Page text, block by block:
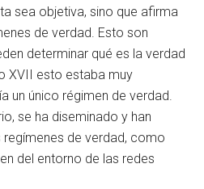
sea objetiva, sino que afirma
de verdad. Esto son
determinar qué es la verdad
XVII esto estaba muy
un único régimen de verdad.
se ha diseminado y han
de verdad, como
del entorno de las redes